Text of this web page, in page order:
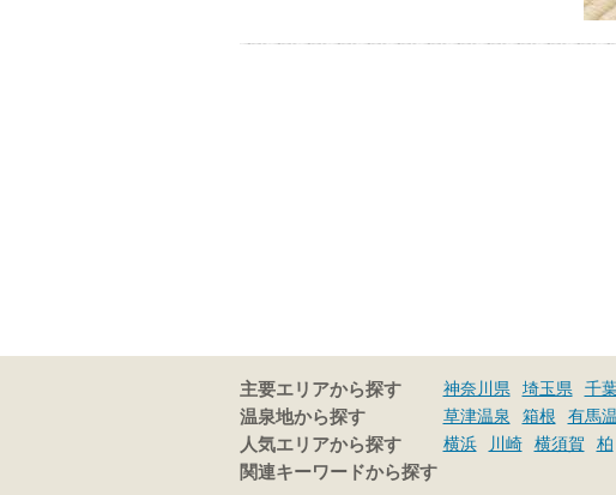
主要エリアから探す 神奈川県 埼玉県 千
温泉地から探す
草津温泉 箱根 有馬
人気エリアから探す
横浜 川崎 横須賀 柏
関連キーワードから探す